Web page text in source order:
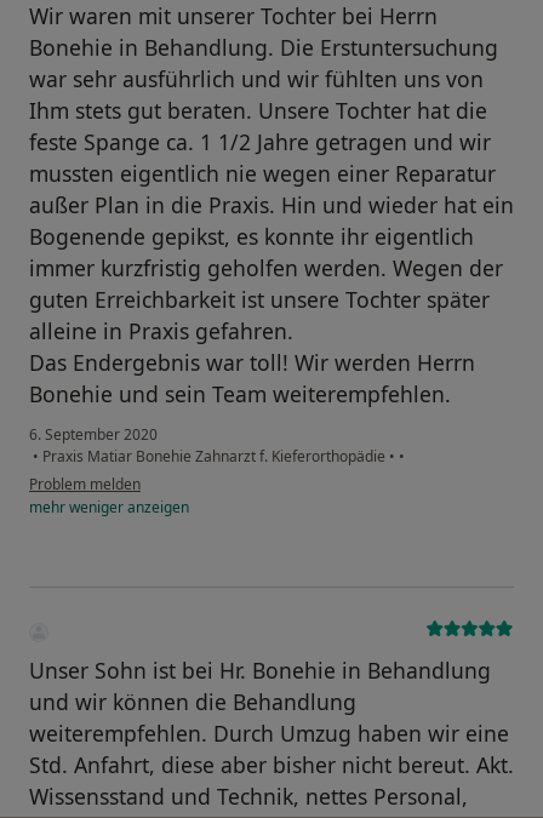
Wir waren mit unserer Tochter bei Herrn
Bonehie in Behandlung. Die Erstuntersuchung
war sehr ausführlich und wir fühlten uns von
Ihm stets gut beraten. Unsere Tochter hat die
feste Spange ca. 1 1/2 Jahre getragen und wir
mussten eigentlich nie wegen einer Reparatur
außer Plan in die Praxis. Hin und wieder hat ein
Bogenende gepikst, es konnte ihr eigentlich
immer kurzfristig geholfen werden. Wegen der
guten Erreichbarkeit ist unsere Tochter später
alleine in Praxis gefahren.
Das Endergebnis war toll! Wir werden Herrn
Bonehie und sein Team weiterempfehlen.
6. September 2020
• Praxis Matiar Bonehie Zahnarzt f. Kieferorthopädie • •
Problem melden
mehrwenigeranzeigen
Unser Sohn ist bei Hr. Bonehie in Behandlung
und wir können die Behandlung
weiterempfehlen. Durch Umzug haben wir eine
Std. Anfahrt, diese aber bisher nicht bereut. Akt.
Wissensstand und Technik, nettes Personal,